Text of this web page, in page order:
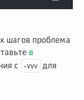
шагов проблема
в
с -vvv для